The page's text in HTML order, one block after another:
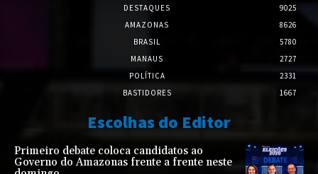
DESTAQUES
9025
AMAZONAS
8626
BRASIL
5780
MANAUS
2727
POLÍTICA
2331
BASTIDORES
1667
Escolhas do Editor
Primeiro debate coloca candidatos ao
Governo do Amazonas frente a frente neste